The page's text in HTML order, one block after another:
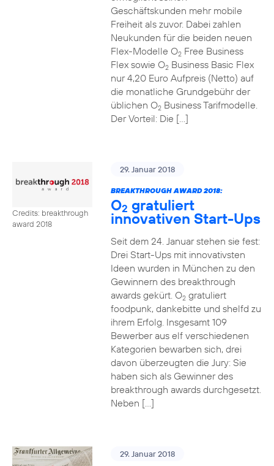
Geschäftskunden mehr mobile
Freiheit als zuvor. Dabei zahlen
Neukunden für die beiden neuen
Flex-Modelle O2Free Business
Flex sowie O2Business Basic Flex
nur 4,20 Euro Aufpreis (Netto) auf
die monatliche Grundgebühr der
üblichen O2Business Tarifmodelle.
Der Vorteil: Die […]
Credits: breakthrough
award 2018
29. Januar 2018
BREAKTHROUGH AWARD 2018:
O2 gratuliert
innovativen Start-Ups
Seit dem 24. Januar stehen sie fest:
Drei Start-Ups mit innovativsten
Ideen wurden in München zu den
Gewinnern des breakthrough
awards gekürt. O2gratuliert
foodpunk, dankebitte und shelfd zu
ihrem Erfolg. Insgesamt 109
Bewerber aus elf verschiedenen
Kategorien bewarben sich, drei
davon überzeugten die Jury: Sie
haben sich als Gewinner des
breakthrough awards durchgesetzt.
Neben […]
29. Januar 2018